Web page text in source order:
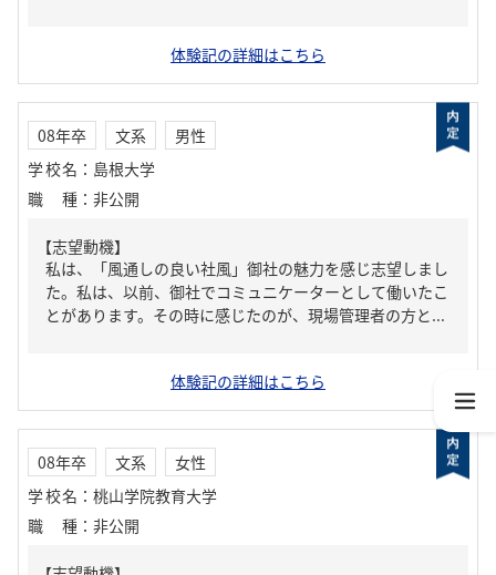
体験記の詳細はこちら
08年卒 文系
男性
学校名 ： 島根大学
職種 ： 非公開
【志望動機】
私は、「風通しの良い社風」御社の魅力を感じ志望しまし
た。私は、以前、御社でコミュニケーターとして働いたこ
とがあります。その時に感じたのが、現場管理者の方と...
体験記の詳細はこちら
08年卒 文系
女性
学校名 ： 桃山学院教育大学
職種 ： 非公開